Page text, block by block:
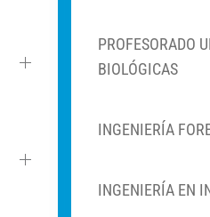
PROFESORADO
BIOLÓGICAS
INGENIERÍA
INGENIERÍA EN